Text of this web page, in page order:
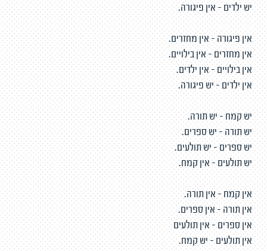
יש ילדים - אין פיגורה.
אין פיגורה - אין מחזרים.
אין מחזרים - אין בילויים.
אין בילויים - אין ילדים.
אין ילדים - יש פיגורה.
יש קמח - יש תורה.
יש תורה - יש ספרים.
יש ספרים - יש תולעים.
יש תולעים - אין קמח.
אין קמח - אין תורה.
אין תורה - אין ספרים.
אין ספרים - אין תולעים
אין תולעים - יש קמח.